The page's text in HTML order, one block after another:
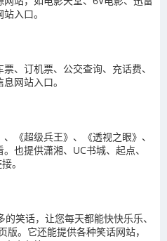
入口。
、订机票、公交查询、充话费、
网站入口。
《超级兵王》、《透视之眼》、
也提供潇湘、UC书城、起点、
。
笑话，让您每天都能快快乐乐、
。它还能提供各种笑话网站，